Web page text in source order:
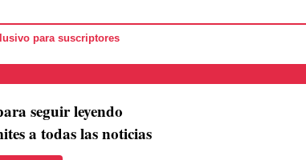
para suscriptores
seguir leyendo
a todas las noticias